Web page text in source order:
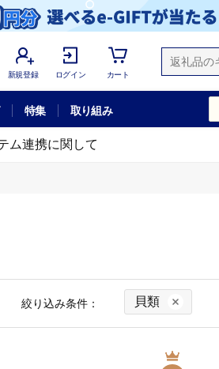
新規登録 ログイン カート
特集 取り組み
ム連携に関して
絞り込み条件： 貝類